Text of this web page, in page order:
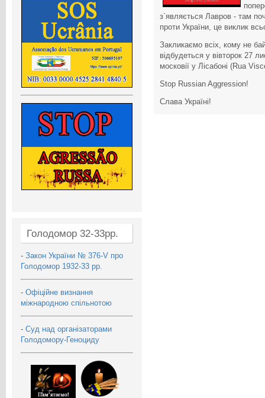
Голодомор 32-33рр.
- Закон України № 376-V про
Голодомор 1932-33 рр.
- Офіційне визнання
міжнародною спільнотою
- Суд над організаторами
Голодомору-Геноциду
з`являється Лавров - там
проти України, це виклик
Закликаємо всіх, кому не
відбудеться у вівторок 27
московії у Лісабоні (Rua
Stop Russian Aggression!
Слава Україні!